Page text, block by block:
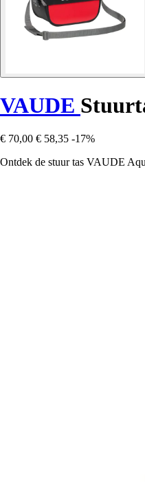
VAUDE
€ 70,00 € 58,35 -17%
Ontdek de stuur tas VAUDE